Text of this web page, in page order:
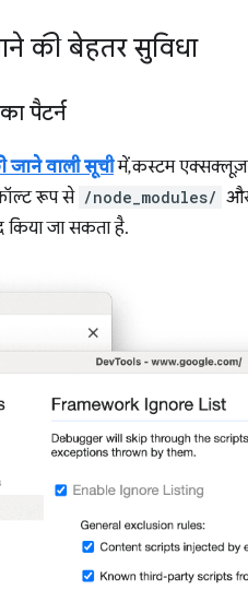
की बेहतर सुविधा
पैटर्न
वाली सूचीमें, कस्टम एक्सक्लूज़न
रूप से /node_modules/
किया जा सकता है.